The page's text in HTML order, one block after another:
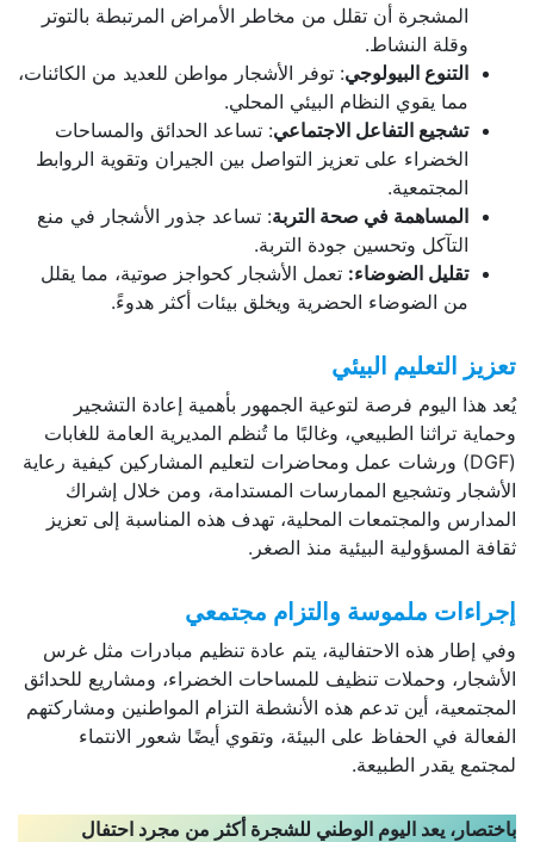
المشجرة أن تقلل من مخاطر الأمراض المرتبطة بالتوتر
وقلة النشاط.
التنوع البيولوجي: توفر الأشجار مواطن للعديد من الكائنات،
مما يقوي النظام البيئي المحلي.
تشجيع التفاعل الاجتماعي: تساعد الحدائق والمساحات
الخضراء على تعزيز التواصل بين الجيران وتقوية الروابط
المجتمعية.
المساهمة في صحة التربة: تساعد جذور الأشجار في منع
التآكل وتحسين جودة التربة.
تقليل الضوضاء: تعمل الأشجار كحواجز صوتية، مما يقلل
من الضوضاء الحضرية ويخلق بيئات أكثر هدوءً.
تعزيز التعليم البيئي
يُعد هذا اليوم فرصة لتوعية الجمهور بأهمية إعادة التشجير
وحماية تراثنا الطبيعي، وغالبًا ما تُنظم المديرية العامة للغابات
(DGF) ورشات عمل ومحاضرات لتعليم المشاركين كيفية رعاية
الأشجار وتشجيع الممارسات المستدامة، ومن خلال إشراك
المدارس والمجتمعات المحلية، تهدف هذه المناسبة إلى تعزيز
ثقافة المسؤولية البيئية منذ الصغر.
إجراءات ملموسة والتزام مجتمعي
وفي إطار هذه الاحتفالية، يتم عادة تنظيم مبادرات مثل غرس
الأشجار، وحملات تنظيف للمساحات الخضراء، ومشاريع للحدائق
المجتمعية، أين تدعم هذه الأنشطة التزام المواطنين ومشاركتهم
الفعالة في الحفاظ على البيئة، وتقوي أيضًا شعور الانتماء
لمجتمع يقدر الطبيعة.
باختصار، يعد اليوم الوطني للشجرة أكثر من مجرد احتفال